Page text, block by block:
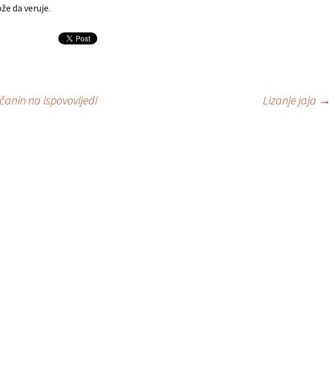
da veruje.
na ispovovijedi Lizanje jaja →